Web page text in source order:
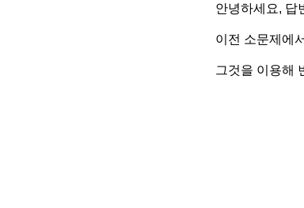
안녕하세요, 답
이전 소문제에
그것을 이용해